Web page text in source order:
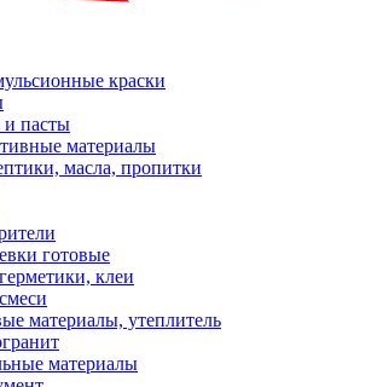
краски
и пасты
материалы
масла, пропитки
готовые
клеи
материалы, утеплитель
материалы